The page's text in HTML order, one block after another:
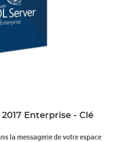
Enterprise - Clé
la messagerie de votre espace